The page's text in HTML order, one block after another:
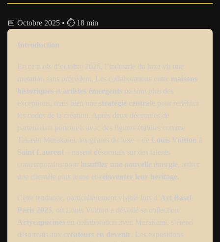
📅 Octobre 2025 • ⏱️ 18 min
Introduction
En ce mois d’octobre 2025, l’industrie du luxe vit une
mutation sans précédent. Les collaborations entre maisons
historiques et artistes émergents ne sont plus des
exceptions, mais bien une stratégie centrale pour redéfinir
les codes de la création. Après deux décennies de
partenariats ponctuels avec des figures établies comme
Takashi Murakami, les géants du luxe – de Louis Vuitton à
Saint Laurent – misent désormais sur des talents
contemporains pour insuffler une nouvelle énergie , attirer
une clientèle plus jeune et réinventer leur héritage
Cette tendance, particulièrement visible lors d’ Art Basel
Paris 2025 , où Louis Vuitton a dévoilé sa collection
Artycapucines en collaboration avec Murakami, s’étend
désormais aux créateurs en devenir . Les expositions